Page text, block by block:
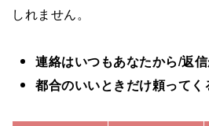
しれません。
連絡はいつもあなたから/返
都合のいいときだけ頼ってく